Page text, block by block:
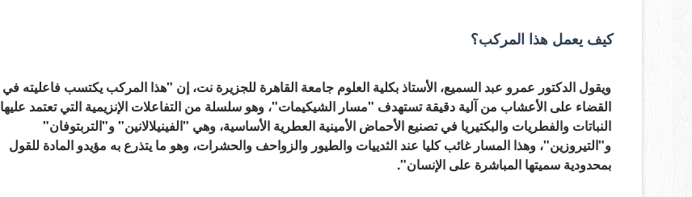
كيف يعمل هذا المركب؟
ويقول الدكتور عمرو عبد السميع، الأستاذ بكلية العلوم جامعة القاهرة للجزيرة نت، إن "هذا المركب يكتسب فاعليته في
القضاء على الأعشاب من آلية دقيقة تستهدف "مسار الشيكيمات"، وهو سلسلة من التفاعلات الإنزيمية التي تعتمد عليها
النباتات والفطريات والبكتيريا في تصنيع الأحماض الأمينية العطرية الأساسية، وهي "الفينيلالانين" و"التربتوفان"
و"التيروزين"، وهذا المسار غائب كليا عند الثدييات والطيور والزواحف والحشرات، وهو ما يتذرع به مؤيدو المادة للقول
بمحدودية سميتها المباشرة على الإنسان".